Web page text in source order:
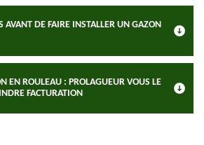
DE FAIRE INSTALLER UN GAZON
EN ROULEAU : PROLAGUEUR VOUS LE
FACTURATION